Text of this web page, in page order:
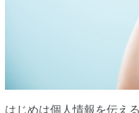
はじめは個人情報を伝え